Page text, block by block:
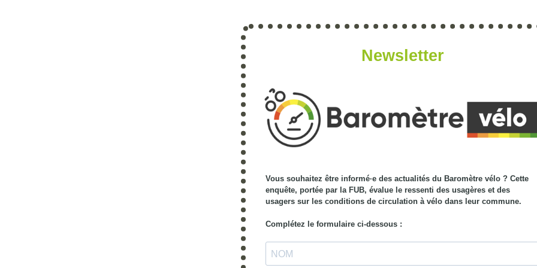
Newsletter
Vous souhaitez être informé·e des actualités du Baromètre vélo ? Cette
enquête, portée par la FUB, évalue le ressenti des usagères et des
usagers sur les conditions de circulation à vélo dans leur commune.
Complétez le formulaire ci-dessous :